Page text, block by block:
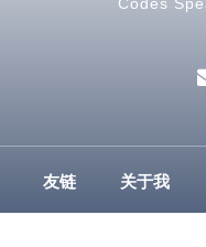
友链 关于我